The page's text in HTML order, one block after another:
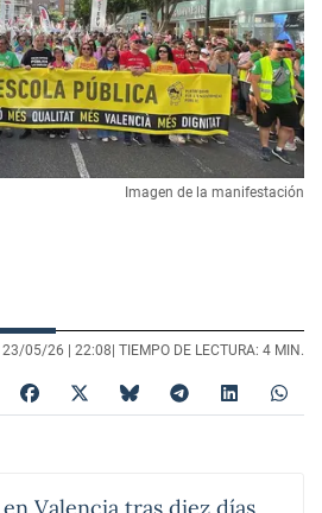
Imagen de la manifestación
23/05/26 | 22:08 | TIEMPO DE LECTURA: 4 MIN.